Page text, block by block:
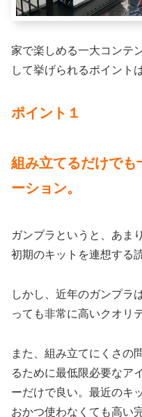
家で楽しめる一大コンテ
して挙げられるポイント
ポイント１
組み立てるだけでも
ーション。
ガンプラというと、あま
初期のキットを連想する
しかし、近年のガンプラ
っても非常に高いクオリ
また、組み立てにくさの
るために最低限必要なア
ーだけで良い。最近のキ
おかつ使わなくても高い